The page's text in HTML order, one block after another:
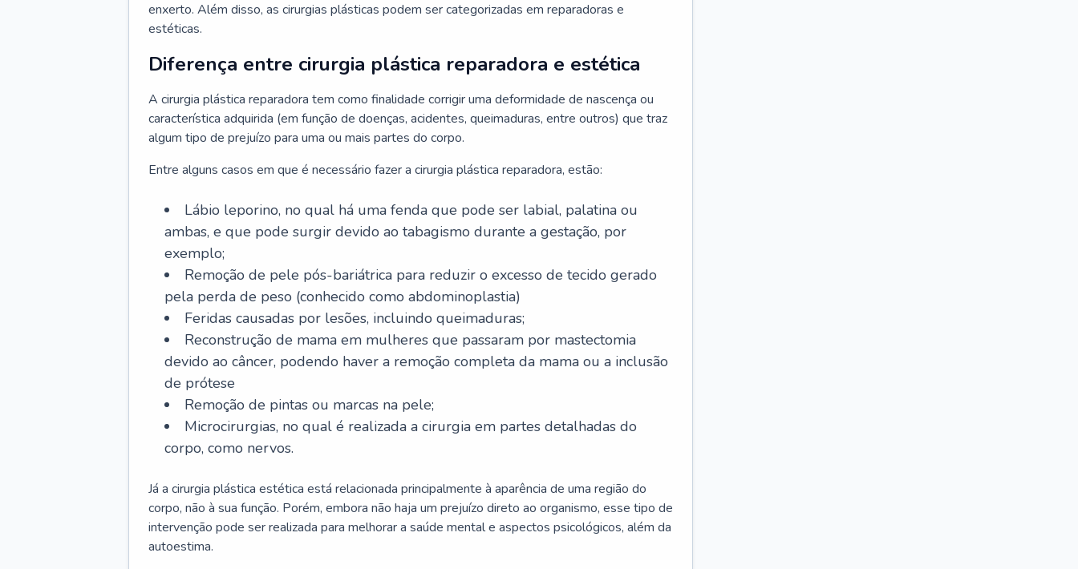
enxerto. Além disso, as cirurgias plásticas podem ser categorizadas em reparadoras e
estéticas.
Diferença entre cirurgia plástica reparadora e estética
A cirurgia plástica reparadora tem como finalidade corrigir uma deformidade de nascença ou
característica adquirida (em função de doenças, acidentes, queimaduras, entre outros) que traz
algum tipo de prejuízo para uma ou mais partes do corpo.
Entre alguns casos em que é necessário fazer a cirurgia plástica reparadora, estão:
Lábio leporino, no qual há uma fenda que pode ser labial, palatina ou
ambas, e que pode surgir devido ao tabagismo durante a gestação, por
exemplo;
Remoção de pele pós-bariátrica para reduzir o excesso de tecido gerado
pela perda de peso (conhecido como abdominoplastia)
Feridas causadas por lesões, incluindo queimaduras;
Reconstrução de mama em mulheres que passaram por mastectomia
devido ao câncer, podendo haver a remoção completa da mama ou a inclusão
de prótese
Remoção de pintas ou marcas na pele;
Microcirurgias, no qual é realizada a cirurgia em partes detalhadas do
corpo, como nervos.
Já a cirurgia plástica estética está relacionada principalmente à aparência de uma região do
corpo, não à sua função. Porém, embora não haja um prejuízo direto ao organismo, esse tipo de
intervenção pode ser realizada para melhorar a saúde mental e aspectos psicológicos, além da
autoestima.